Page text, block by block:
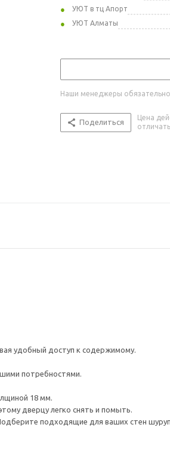
УЮТ в тц Апорт
УЮТ Алматы
Наши менеджеры обязательно
Поделиться
Цена
удобный доступ к содержимому.
потребностями.
18 мм.
дверцу легко снять и помыть.
подходящие для ваших стен